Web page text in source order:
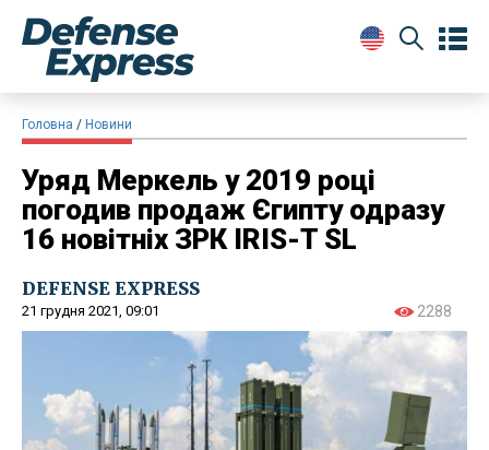
Головна Новини
Уряд Меркель у 2019 році
погодив продаж Єгипту одразу
16 новітніх ЗРК IRIS-T SL
DEFENSE EXPRESS
21 грудня 2021, 09:01 2288